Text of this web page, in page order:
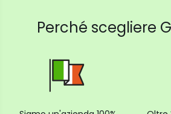
Perché scegliere